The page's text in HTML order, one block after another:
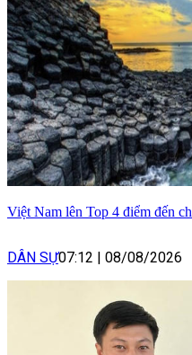
Việt Nam lên Top 4 điểm đến
DÂN SỰ07:12 | 08/08/2026